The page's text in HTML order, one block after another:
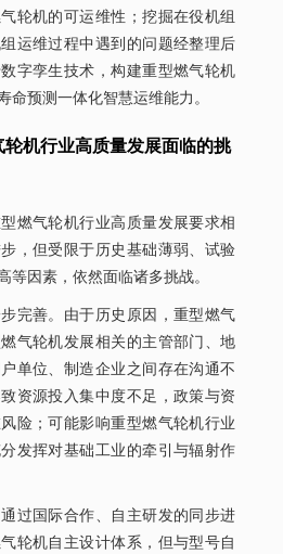
轮机的可运维性；挖掘在役机组
运维过程中遇到的问题经整理后
字孪生技术，构建重型燃气轮机
命预测一体化智慧运维能力。
轮机行业高质量发展面临的挑
燃气轮机行业高质量发展要求相
，但受限于历史基础薄弱、试验
等因素，依然面临诸多挑战。
完善。由于历史原因，重型燃气
气轮机发展相关的主管部门、地
单位、制造企业之间存在沟通不
资源投入集中度不足，政策与资
险；可能影响重型燃气轮机行业
发挥对基础工业的牵引与辐射作
过国际合作、自主研发的同步进
轮机自主设计体系，但与型号自